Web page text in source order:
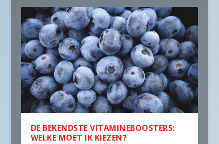
DE BEKENDSTE VITAMINEBOOSTERS:
WELKE MOET IK KIEZEN?